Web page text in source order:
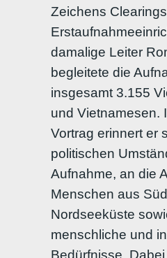
Zeichens
damalige Leiter
begleitete die
insgesamt 3.155
und Vietnamesen.
Vortrag erinnert er
politischen
Aufnahme, an die
Menschen aus
Nordseeküste
menschliche und
Bedürfnisse.